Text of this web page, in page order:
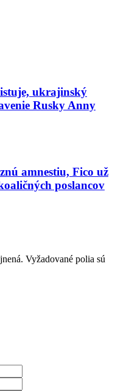
ukrajinský
Rusky Anny
amnestiu, Fico už
poslancov
Vyžadované polia sú